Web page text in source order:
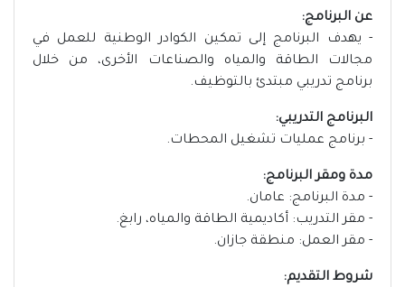
عن البرنامج:
- يهدف البرنامج إلى تمكين الكوادر الوطنية للعمل في
مجالات الطاقة والمياه والصناعات الأخرى، من خلال
برنامج تدريبي مبتدئ بالتوظيف.
البرنامج التدريبي:
- برنامج عمليات تشغيل المحطات.
مدة ومقر البرنامج:
- مدة البرنامج: عامان.
- مقر التدريب: أكاديمية الطاقة والمياه، رابغ.
- مقر العمل: منطقة جازان.
شروط التقديم: